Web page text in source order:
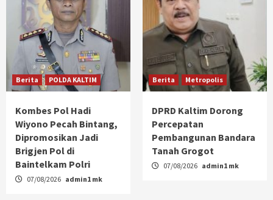
Berita POLDA KALTIM
Kombes Pol Hadi
Wiyono Pecah Bintang,
Dipromosikan Jadi
Brigjen Pol di
Baintelkam Polri
07/08/2026 admin1 mk
Berita Metropolis
DPRD Kaltim Dorong
Percepatan
Pembangunan Bandara
Tanah Grogot
07/08/2026 admin1 mk